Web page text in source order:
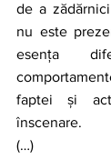
de a
nu este
esența
faptei și
înscenare.
(…)